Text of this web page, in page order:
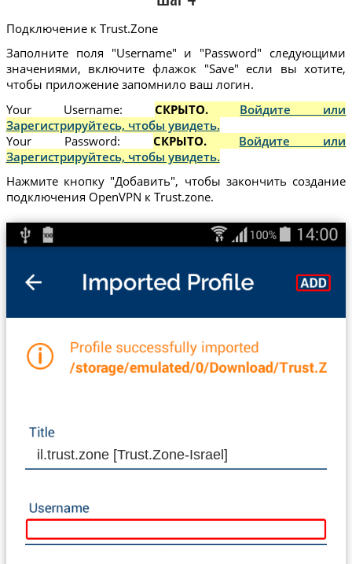
Подключение к Trust.Zone
Заполните поля "Username" и "Password" следующими
значениями, включите флажок "Save" если вы хотите,
чтобы приложение запомнило ваш логин.
Your Username: СКРЫТО. Войдите или
Зарегистрируйтесь, чтобы увидеть.
Your Password: СКРЫТО. Войдите или
Зарегистрируйтесь, чтобы увидеть.
Нажмите кнопку "Добавить", чтобы закончить создание
подключения OpenVPN к Trust.zone.
il.trust.zone [Trust.Zone-Israel]